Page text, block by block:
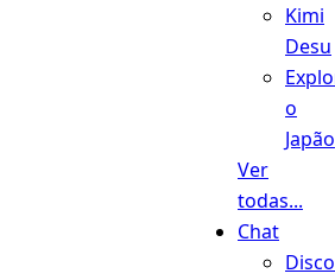
Kimi
Desu
o
Japão
Ver
todas...
Chat